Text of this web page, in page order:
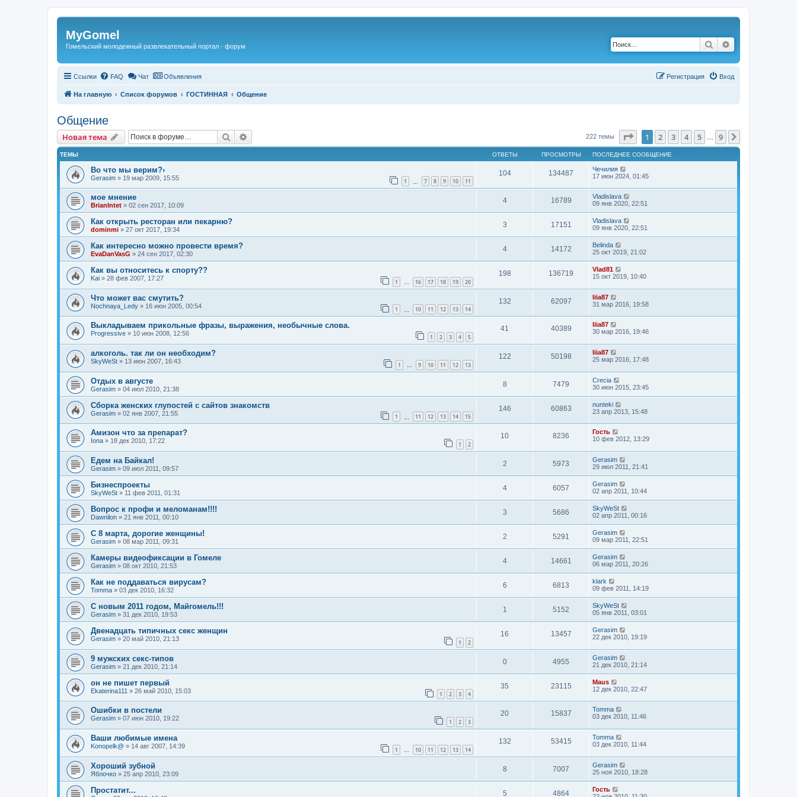
Регистрация
MyGomel
Гомельский молодежный развлекательный портал - форум Поиск
Ссылки FAQ Чат Объявления Вход
Регистрация
На главную Список форумов ГОСТИННАЯ Общение
Общение
Новая тема
Новаятема Поиск 222 темы Страница1 из
1 2 3 4 5 9
ТЕМЫ ОТВЕТЫ ПРОСМОТРЫ ПОСЛЕДНЕЕ СООБЩЕНИЕ
Во что мы верим?›
Gerasim » 19 мар 2009, 15:55 1 7 8 9 10 11
104 134487
Чечилия
17 июн 2024, 01:45
мое мнение
BrianIntet » 02 сен 2017, 10:09
4 16789
Vladislava
09 янв 2020, 22:51
Как открыть ресторан или пекарню?
dominmi » 27 окт 2017, 19:34
3 17151
Vladislava
09 янв 2020, 22:51
Как интересно можно провести время?
EvaDanVasG » 24 сен 2017, 02:30
4 14172
Belinda
25 окт 2019, 21:02
Как вы относитесь к спорту??
Kai » 28 фев 2007, 17:27 1 … 16 17 18 19 20
198 136719
Vlad81
15 окт 2019, 10:40
Что может вас смутить?
Nochnaya_Ledy » 16 июн 2005, 00:54 1 10 11 12 13 14
132 62097
liia87
31 мар 2016, 19:58
Выкладываем прикольные фразы, выражения, необычные слова.
Progressive » 10 июн 2008, 12:56 1 2 3 4 5
41 40389
liia87
30 мар 2016, 19:46
алкоголь. так ли он необходим?
SkyWeSt » 13 июн 2007, 16:43 1 … 9 10 11 12 13
122 50198
liia87
25 мар 2016, 17:48
Отдых в августе
Gerasim » 04 июл 2010, 21:38
8 7479
Crecia
30 июн 2015, 23:45
Сборка женских глупостей с сайтов знакомств
Gerasim » 02 янв 2007, 21:55 1 11 12 13 14 15
146 60863
nunteki
23 апр 2013, 15:48
Амизон что за препарат?
Iona » 18 дек 2010, 17:22 1 2
10 8236
Гость
10 фев 2012, 13:29
Едем на Байкал!
Gerasim » 09 июл 2011, 09:57
2 5973
Gerasim
29 июл 2011, 21:41
Бизнеспроекты
SkyWeSt » 11 фев 2011, 01:31
4 6057
Gerasim
02 апр 2011, 10:44
Вопрос к профи и меломанам!!!!
Dawnilon » 21 янв 2011, 00:10
3 5686
SkyWeSt
02 апр 2011, 00:16
С 8 марта, дорогие женщины!
Gerasim » 08 мар 2011, 09:31
2 5291
Gerasim
09 мар 2011, 22:51
Камеры видеофиксации в Гомеле
Gerasim » 08 окт 2010, 21:53
4 14661
Gerasim
06 мар 2011, 20:26
Как не поддаваться вирусам?
Tomma » 03 дек 2010, 16:32
6 6813
klark
09 фев 2011, 14:19
С новым 2011 годом, Майгомель!!!
Gerasim » 31 дек 2010, 19:53
1 5152
SkyWeSt
05 янв 2011, 03:01
Двенадцать типичных секс женщин
Gerasim » 20 май 2010, 21:13 1 2
16 13457
Gerasim
22 дек 2010, 19:19
9 мужских секс-типов
Gerasim » 21 дек 2010, 21:14
0 4955
Gerasim
21 дек 2010, 21:14
он не пишет первый
Ekaterina111 » 26 май 2010, 15:03 1 2 3 4
35 23115
Maus
12 дек 2010, 22:47
Ошибки в постели
Gerasim » 07 июн 2010, 19:22 1 2 3
20 15837
Tomma
03 дек 2010, 11:46
Ваши любимые имена
Konopelk@ » 14 авг 2007, 14:39 1 … 10 11 12 13 14
132 53415
Tomma
03 дек 2010, 11:44
Хороший зубной
Яблочко » 25 апр 2010, 23:09
8 7007
Gerasim
25 ноя 2010, 18:28
Простатит... 5 4864
Гость